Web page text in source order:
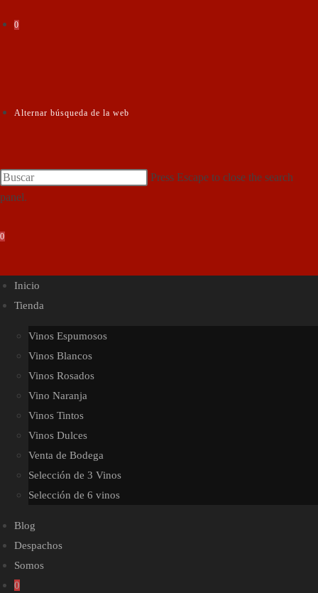
0
Alternar búsqueda de la web
Press Escape to close the search
panel.
0
Inicio
Tienda
Vinos Espumosos
Vinos Blancos
Vinos Rosados
Vino Naranja
Vinos Tintos
Vinos Dulces
Venta de Bodega
Selección de 3 Vinos
Selección de 6 vinos
Blog
Despachos
Somos
0